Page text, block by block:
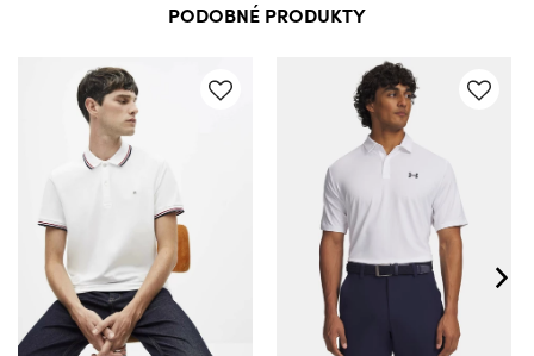
PODOBNÉ PRODUKTY